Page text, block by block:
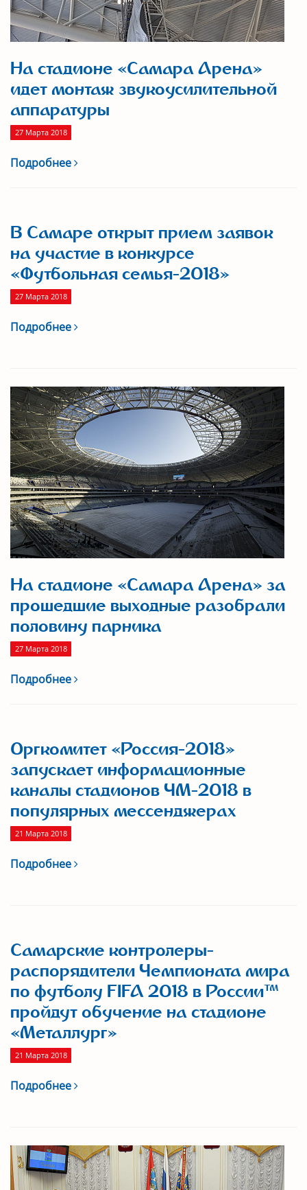
На стадионе «Самара Арена»
идет монтаж звукоусилительной
аппаратуры
27 Марта 2018
Подробнее
В Самаре открыт прием заявок
на участие в конкурсе
«Футбольная семья-2018»
27 Марта 2018
Подробнее
На стадионе «Самара Арена» за
прошедшие выходные разобрали
половину парника
27 Марта 2018
Подробнее
Оргкомитет «Россия-2018»
запускает информационные
каналы стадионов ЧМ-2018 в
популярных мессенджерах
21 Марта 2018
Подробнее
Самарские контролеры-
распорядители Чемпионата мира
по футболу FIFA 2018 в России™
пройдут обучение на стадионе
«Металлург»
21 Марта 2018
Подробнее